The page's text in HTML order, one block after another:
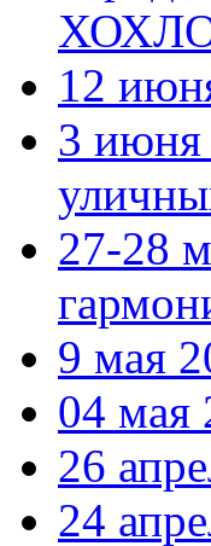
12
3 июня
27-28
9 мая
04 мая
26
24